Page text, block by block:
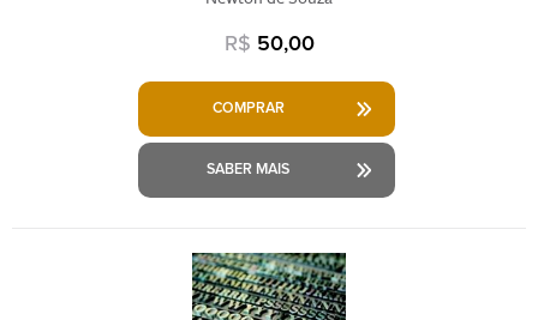
R$ 50,00
COMPRAR
SABER MAIS